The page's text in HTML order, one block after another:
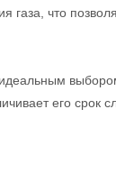
что
его срок